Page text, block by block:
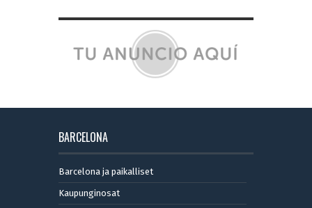
BARCELONA
Barcelona ja paikalliset
Kaupunginosat